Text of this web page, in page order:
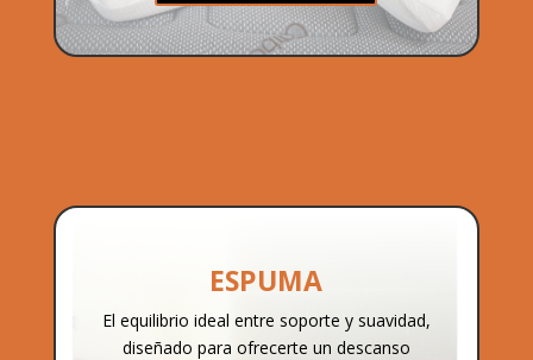
ESPUMA
El equilibrio ideal entre soporte y suavidad,
diseñado para ofrecerte un descanso